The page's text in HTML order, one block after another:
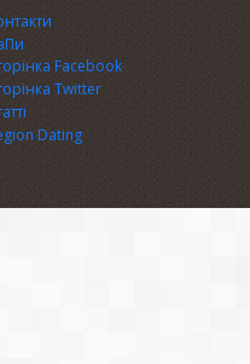
Facebook
Twitter
Dating